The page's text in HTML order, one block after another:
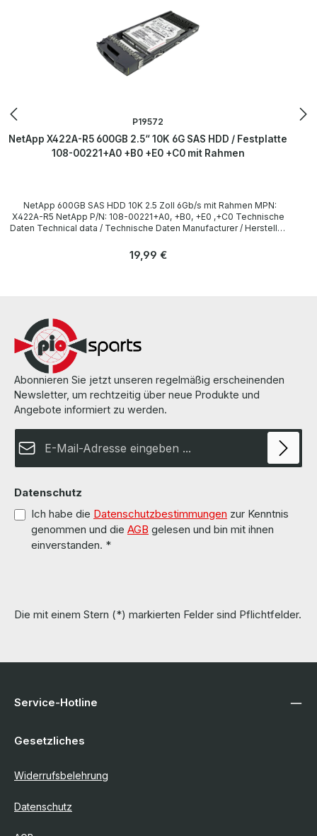
P19572
NetApp X422A-R5 600GB 2.5“ 10K 6G SAS HDD / Festplatte
108-00221+A0 +B0 +E0 +C0 mit Rahmen
X422A-R5 NetApp P/N: 108-00221+A0, +B0, +E0 ,+C0 Technische
Daten Technical data / Technische Daten Manufacturer / Hersteller
FAS3160, FAS3170, FAS3210, FAS3240, FAS3270, FAS6030,
1 x NetApp 108-00221+A0, +B0 600GB HDD mit Rahmen Drivers
and other software are not included. / Treiber und Software sind
nicht im Lieferumfang enthalten. The hardware has been
overhauled and tested by us. Die Hardware wurde von uns überholt
und getestet. More information and details can be found on the
pages of the manufacturer. Weitere Informationen und Details
finden Sie auf den Seiten des Herstellers. All parts are used but
100% OK!!! Alle Teile sind gebraucht aber 100 % in Ordnung!!!
Regulärer Preis:
19,99 €
Abonnieren Sie jetzt unseren regelmäßig erscheinenden
Newsletter, um rechtzeitig über neue Produkte und
Angebote informiert zu werden.
Datenschutz
Ich habe die Datenschutzbestimmungen zur Kenntnis
genommen und die AGB gelesen und bin mit ihnen
einverstanden. *
Die mit einem Stern (*) markierten Felder sind Pflichtfelder.
Service-Hotline
Gesetzliches
Widerrufsbelehrung
Datenschutz